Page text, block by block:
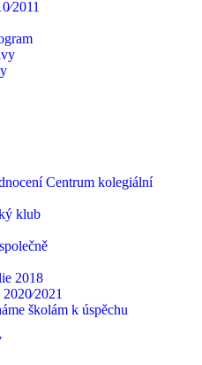
Centrum kolegiální
klub
2018
školám k úspěchu